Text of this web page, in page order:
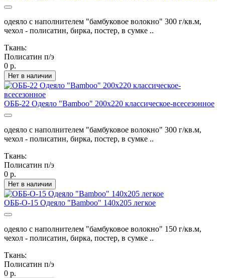
одеяло с наполнителем "бамбуковое волокно" 300 г/кв.м,
чехол - полисатин, бирка, постер, в сумке ..
Ткань:
Полисатин п/э
0 р.
Нет в наличии
ОББ-22 Одеяло "Bamboo" 200х220 классическое-всесезонное
одеяло с наполнителем "бамбуковое волокно" 300 г/кв.м,
чехол - полисатин, бирка, постер, в сумке ..
Ткань:
Полисатин п/э
0 р.
Нет в наличии
ОББ-О-15 Одеяло "Bamboo" 140х205 легкое
одеяло с наполнителем "бамбуковое волокно" 150 г/кв.м,
чехол - полисатин, бирка, постер, в сумке ..
Ткань:
Полисатин п/э
0 р.